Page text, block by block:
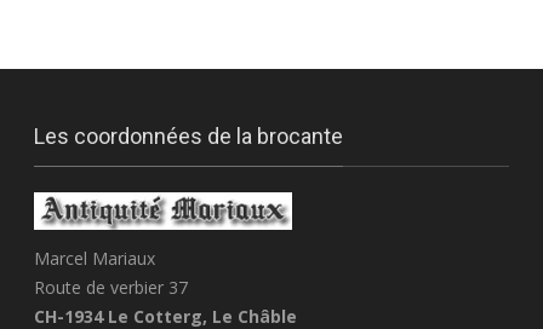
Les coordonnées de la brocante
Marcel Mariaux
Route de verbier 37
CH-1934 Le Cotterg, Le Châble